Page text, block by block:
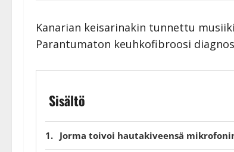
Kanarian keisarinakin tunnettu
Parantumaton keuhkofibroosi
Sisältö
Jorma toivoi hautakiveensä